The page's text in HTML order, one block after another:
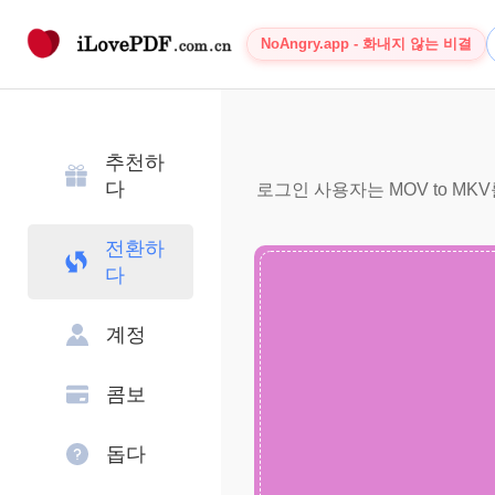
NoAngry.app - 화내지 않는 비결
추천하
다
전환하
다
계정
콤보
돕다
로그인 사용자는 MOV to